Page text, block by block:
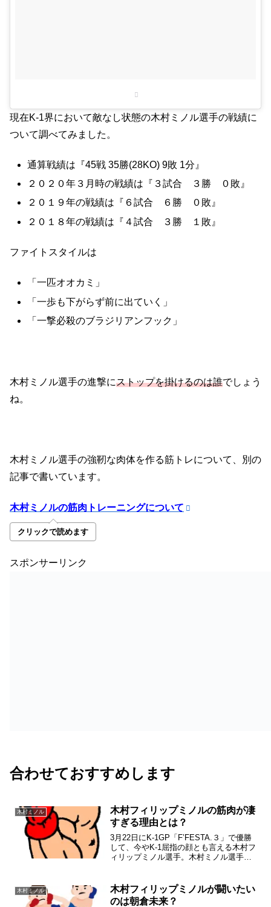
現在K-1界において敵なし状態の木村ミノル選手の戦績に
ついて調べてみました。
通算戦績は『45戦 35勝(28KO) 9敗 1分』
２０２０年３月時の戦績は『３試合 ３勝 ０敗』
２０１９年の戦績は『６試合 ６勝 ０敗』
２０１８年の戦績は『４試合 ３勝 １敗』
ファイトスタイルは
「一匹オオカミ」
「一歩も下がらず前に出ていく」
「一撃必殺のブラジリアンフック」
木村ミノル選手の進撃にストップを掛けるのは誰でしょう
ね。
木村ミノル選手の強靭な肉体を作る筋トレについて、別の
記事で書いています。
木村ミノルの筋肉トレーニングについて
クリックで読めます
スポンサーリンク
合わせておすすめします
木村ミノル
木村フィリップミノルの筋肉が凄
すぎる理由とは？
3月22日にK-1GP「F’FESTA.３」で優勝
して、今やK-1屈指の顔とも言える木村フ
ィリップミノル選手。木村ミノル選手
な強さは、類まれなる筋力によるところ
が大きい...
木村ミノル
木村フィリップミノルが闘いたい
のは朝倉未来？